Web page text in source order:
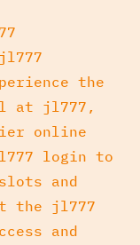
the
at jl777,
online
login to
and
the jl777
and